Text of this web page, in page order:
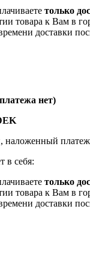
только
товара к Вам в
доставки
нет)
наложенный
в себя:
только
товара к Вам в
доставки